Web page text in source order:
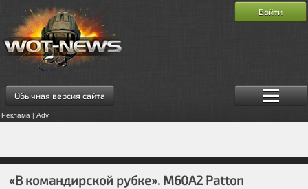
Обычная версия сайта
Реклама | Adv
Войти
«В командирской рубке». M60A2 Patton